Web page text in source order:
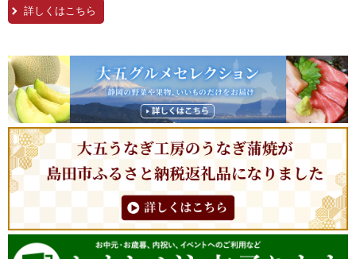
詳しくはこちら